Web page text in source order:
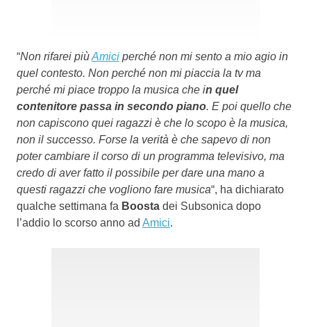
“Non rifarei piùAmici perché non mi sento a mio agio in
quel contesto. Non perché non mi piaccia la tv ma
perché mi piace troppo la musica che in quel
contenitore passa in secondo piano. E poi quello che
non capiscono quei ragazzi è che lo scopo è la musica,
non il successo. Forse la verità è che sapevo di non
poter cambiare il corso di un programma televisivo, ma
credo di aver fatto il possibile per dare una mano a
questi ragazzi che vogliono fare musica“, ha dichiarato
qualche settimana fa Boosta dei Subsonica dopo
l’addio lo scorso anno ad Amici.